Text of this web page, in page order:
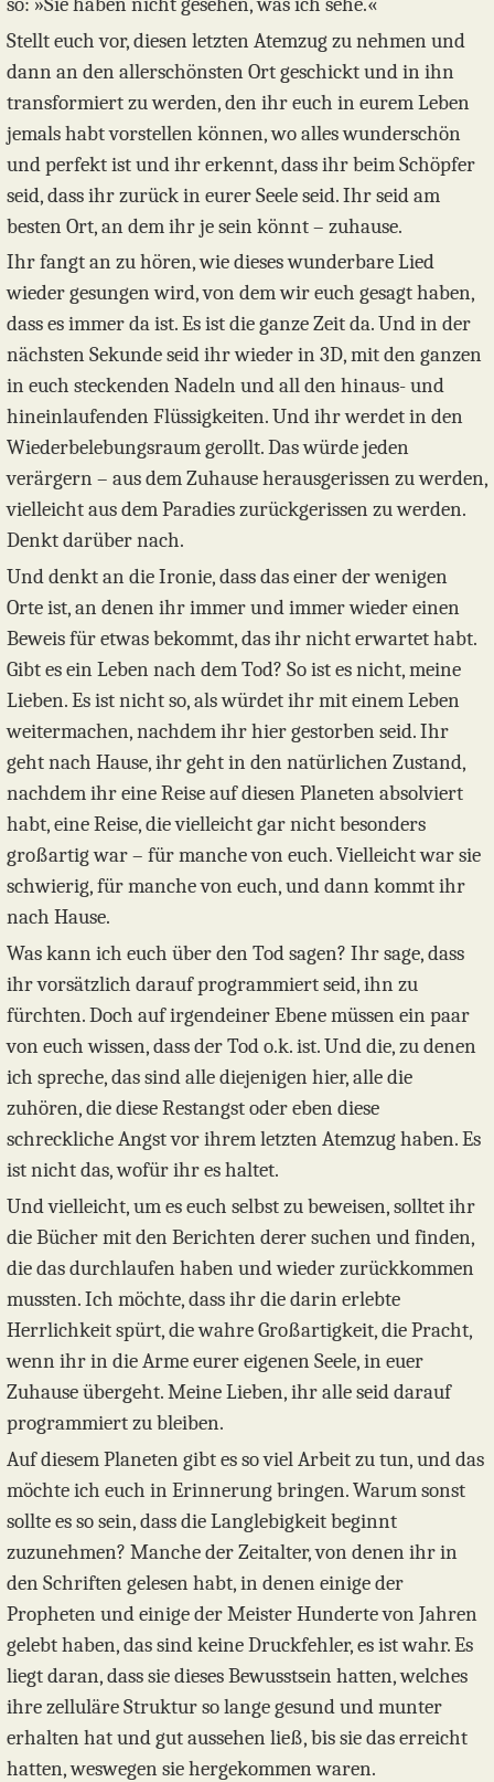
Stellt euch vor, diesen letzten Atemzug zu nehmen und
dann an den allerschönsten Ort geschickt und in ihn
transformiert zu werden, den ihr euch in eurem Leben
jemals habt vorstellen können, wo alles wunderschön
und perfekt ist und ihr erkennt, dass ihr beim Schöpfer
seid, dass ihr zurück in eurer Seele seid. Ihr seid am
besten Ort, an dem ihr je sein könnt – zuhause.
Ihr fangt an zu hören, wie dieses wunderbare Lied
wieder gesungen wird, von dem wir euch gesagt haben,
dass es immer da ist. Es ist die ganze Zeit da. Und in der
nächsten Sekunde seid ihr wieder in 3D, mit den ganzen
in euch steckenden Nadeln und all den hinaus- und
hineinlaufenden Flüssigkeiten. Und ihr werdet in den
Wiederbelebungsraum gerollt. Das würde jeden
verärgern – aus dem Zuhause herausgerissen zu werden,
vielleicht aus dem Paradies zurückgerissen zu werden.
Denkt darüber nach.
Und denkt an die Ironie, dass das einer der wenigen
Orte ist, an denen ihr immer und immer wieder einen
Beweis für etwas bekommt, das ihr nicht erwartet habt.
Gibt es ein Leben nach dem Tod? So ist es nicht, meine
Lieben. Es ist nicht so, als würdet ihr mit einem Leben
weitermachen, nachdem ihr hier gestorben seid. Ihr
geht nach Hause, ihr geht in den natürlichen Zustand,
nachdem ihr eine Reise auf diesen Planeten absolviert
habt, eine Reise, die vielleicht gar nicht besonders
großartig war – für manche von euch. Vielleicht war sie
schwierig, für manche von euch, und dann kommt ihr
nach Hause.
Was kann ich euch über den Tod sagen? Ihr sage, dass
ihr vorsätzlich darauf programmiert seid, ihn zu
fürchten. Doch auf irgendeiner Ebene müssen ein paar
von euch wissen, dass der Tod o.k. ist. Und die, zu denen
ich spreche, das sind alle diejenigen hier, alle die
zuhören, die diese Restangst oder eben diese
schreckliche Angst vor ihrem letzten Atemzug haben. Es
ist nicht das, wofür ihr es haltet.
Und vielleicht, um es euch selbst zu beweisen, solltet ihr
die Bücher mit den Berichten derer suchen und finden,
die das durchlaufen haben und wieder zurückkommen
mussten. Ich möchte, dass ihr die darin erlebte
Herrlichkeit spürt, die wahre Großartigkeit, die Pracht,
wenn ihr in die Arme eurer eigenen Seele, in euer
Zuhause übergeht. Meine Lieben, ihr alle seid darauf
programmiert zu bleiben.
Auf diesem Planeten gibt es so viel Arbeit zu tun, und das
möchte ich euch in Erinnerung bringen. Warum sonst
sollte es so sein, dass die Langlebigkeit beginnt
zuzunehmen? Manche der Zeitalter, von denen ihr in
den Schriften gelesen habt, in denen einige der
Propheten und einige der Meister Hunderte von Jahren
gelebt haben, das sind keine Druckfehler, es ist wahr. Es
liegt daran, dass sie dieses Bewusstsein hatten, welches
ihre zelluläre Struktur so lange gesund und munter
erhalten hat und gut aussehen ließ, bis sie das erreicht
hatten, weswegen sie hergekommen waren.